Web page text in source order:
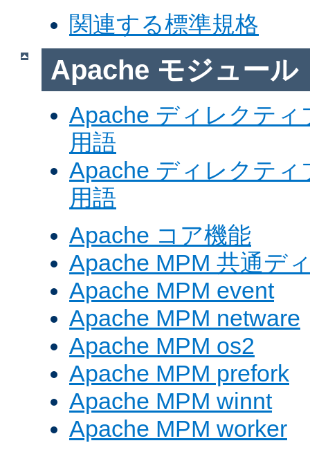
関連する標準規格
Apache モジュール
Apache ディレクテ
用語
Apache ディレクテ
用語
Apache コア機能
Apache MPM 共通デ
Apache MPM event
Apache MPM netware
Apache MPM os2
Apache MPM prefork
Apache MPM winnt
Apache MPM worker